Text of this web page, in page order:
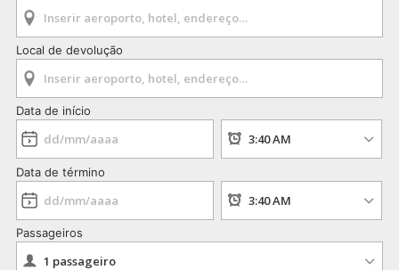
Local de devolução
Data de início
Data de término
Passageiros